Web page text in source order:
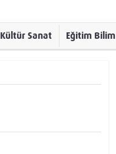
Kültür Sanat Eğitim Bilim